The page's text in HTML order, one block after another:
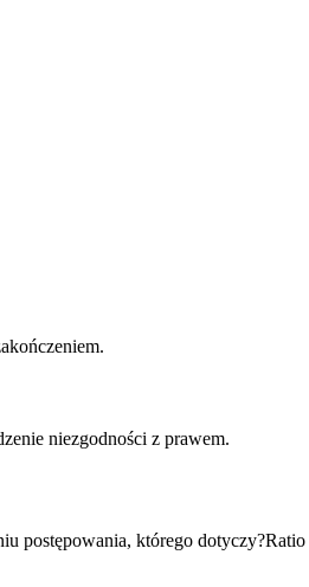
niezgodności z prawem.
postępowania, którego dotyczy?Ratio